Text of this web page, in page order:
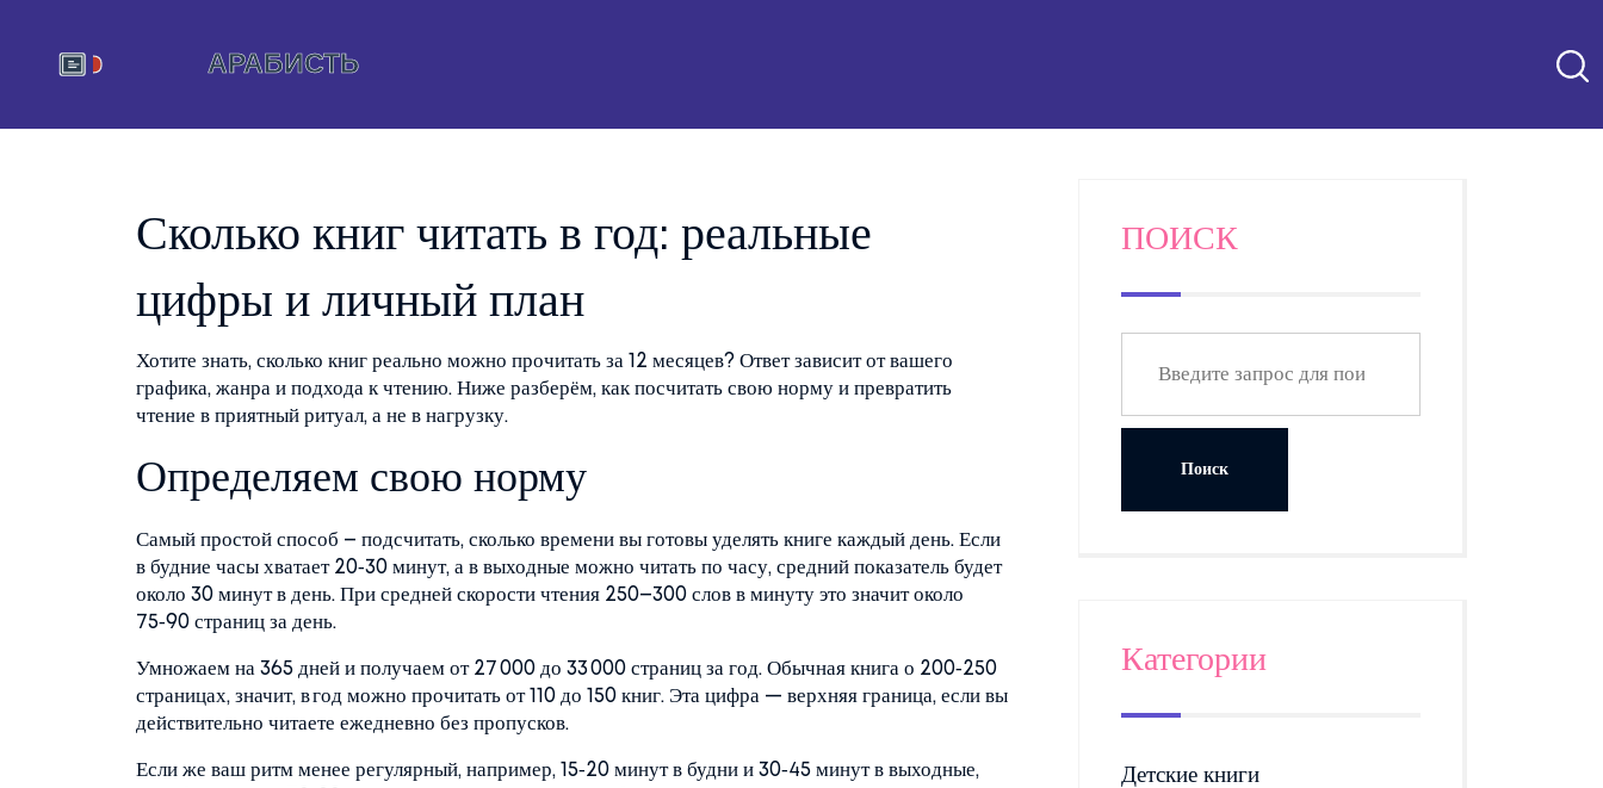
Сколько книг читать в год: реальные
цифры и личный план
Хотите знать, сколько книг реально можно прочитать за 12 месяцев? Ответ зависит от вашего
графика, жанра и подхода к чтению. Ниже разберём, как посчитать свою норму и превратить
чтение в приятный ритуал, а не в нагрузку.
Определяем свою норму
Самый простой способ – подсчитать, сколько времени вы готовы уделять книге каждый день. Если
в будние часы хватает 20‑30 минут, а в выходные можно читать по часу, средний показатель будет
около 30 минут в день. При средней скорости чтения 250–300 слов в минуту это значит около
75‑90 страниц за день.
Умножаем на 365 дней и получаем от 27 000 до 33 000 страниц за год. Обычная книга о 200‑250
страницах, значит, в год можно прочитать от 110 до 150 книг. Эта цифра — верхняя граница, если вы
действительно читаете ежедневно без пропусков.
Если же ваш ритм менее регулярный, например, 15‑20 минут в будни и 30‑45 минут в выходные,
ПОИСК
Категории
Детские книги